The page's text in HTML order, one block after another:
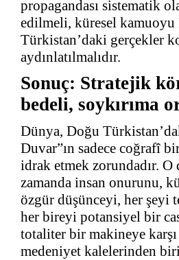
propagandası sistematik
edilmeli, küresel kamuoyu
Türkistan’daki gerçekler
aydınlatılmalıdır.
Sonuç: Stratejik
bedeli, soykırıma
Dünya, Doğu
Duvar”ın sadece coğrafî
idrak etmek zorundadır. O
zamanda insan onurunu,
özgür düşünceyi, her şeyi
her bireyi potansiyel bir
totaliter bir makineye
medeniyet kalelerinden